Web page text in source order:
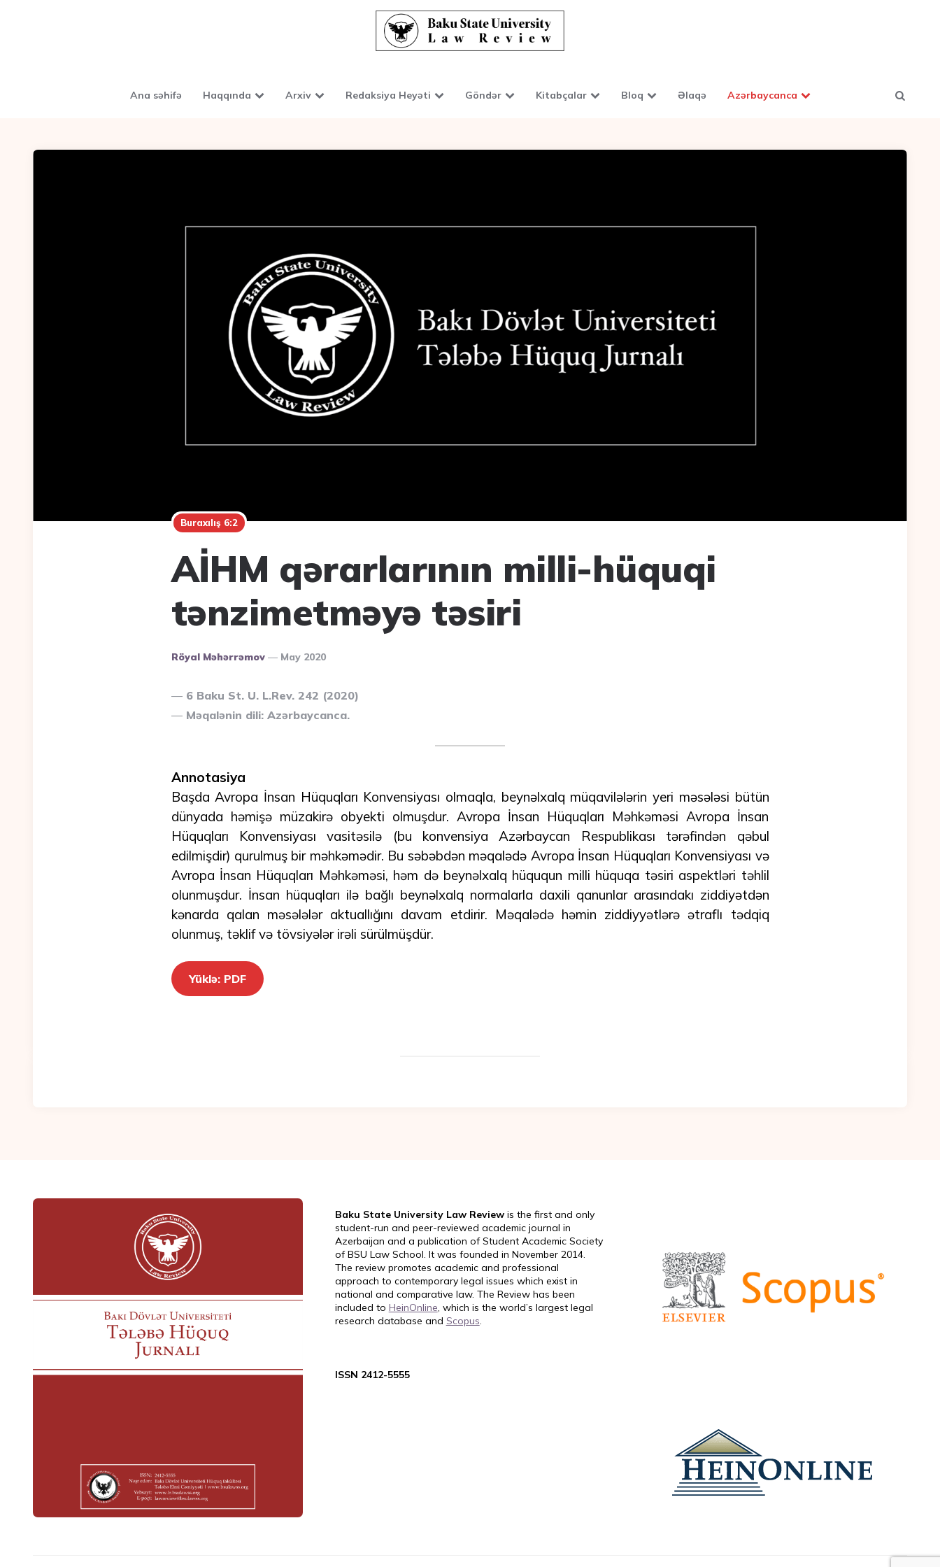
Ana səhifə Haqqında Arxiv Redaksiya Heyəti Göndər Kitabçalar Bloq Əlaqə Azərbaycanca
Buraxılış 6:2
AİHM qərarlarının milli-hüquqi
tənzimetməyə təsiri
Posted
Röyal Məhərrəmov May 2020
6 Baku St. U. L.Rev. 242 (2020)
Məqalənin dili: Azərbaycanca.
Annotasiya
Başda Avropa İnsan Hüquqları Konvensiyası olmaqla, beynəlxalq müqavilələrin yeri məsələsi bütün
dünyada həmişə müzakirə obyekti olmuşdur. Avropa İnsan Hüquqları Məhkəməsi Avropa İnsan
Hüquqları Konvensiyası vasitəsilə (bu konvensiya Azərbaycan Respublikası tərəfindən qəbul
edilmişdir) qurulmuş bir məhkəmədir. Bu səbəbdən məqalədə Avropa İnsan Hüquqları Konvensiyası və
Avropa İnsan Hüquqları Məhkəməsi, həm də beynəlxalq hüququn milli hüquqa təsiri aspektləri təhlil
olunmuşdur. İnsan hüquqları ilə bağlı beynəlxalq normalarla daxili qanunlar arasındakı ziddiyətdən
kənarda qalan məsələlər aktuallığını davam etdirir. Məqalədə həmin ziddiyyətlərə ətraflı tədqiq
olunmuş, təklif və tövsiyələr irəli sürülmüşdür.
Yüklə: PDF
Baku State University Law Reviewis the first and only
student-run and peer-reviewed academic journal in
Azerbaijan and a publication of Student Academic Society
of BSU Law School. It was founded in November 2014.
The review promotes academic and professional
approach to contemporary legal issues which exist in
national and comparative law. The Review has been
included to HeinOnline, which is the world’s largest legal
research database and Scopus.
ISSN 2412-5555